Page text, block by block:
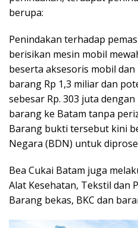
berupa:
Penindakan terhadap
berisikan mesin mobil
beserta aksesoris mobil
barang Rp 1,3 miliar dan
sebesar Rp. 303 juta
barang ke Batam tanpa
Barang bukti tersebut kini
Negara (BDN) untuk
Bea Cukai Batam juga
Alat Kesehatan, Tekstil dan
Barang bekas, BKC dan